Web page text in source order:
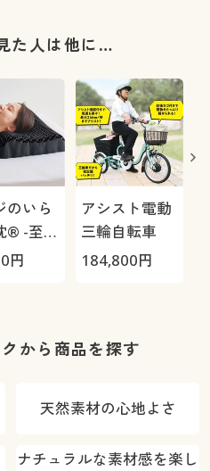
た人は他に…
のいら
® -至
円
アシスト電動
三輪自転車
184,800円
から商品を探す
天然素材の心地よさ
ナチュラルな素材感を楽し